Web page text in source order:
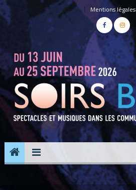
Mentions légales
Panneau de gestion des cookies